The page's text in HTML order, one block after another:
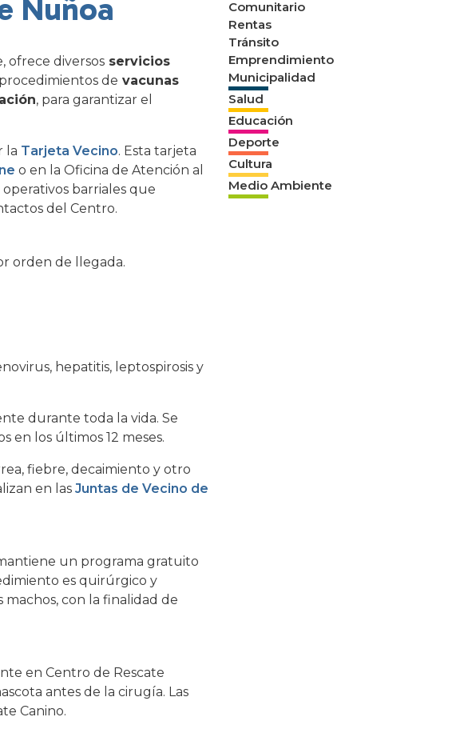
Ñuñoa
ofrece diversos servicios
de vacunas
, para garantizar el
la Tarjeta Vecino. Esta tarjeta
o en la Oficina de Atención al
barriales que
del Centro.
orden de llegada.
hepatitis, leptospirosis y
durante toda la vida. Se
en los últimos 12 meses.
fiebre, decaimiento y otro
en las Juntas de Vecino de
un programa gratuito
es quirúrgico y
con la finalidad de
en Centro de Rescate
antes de la cirugía. Las
Canino.
Comunitario
Rentas
Tránsito
Emprendimiento
Municipalidad
Salud
Educación
Deporte
Cultura
Medio Ambiente